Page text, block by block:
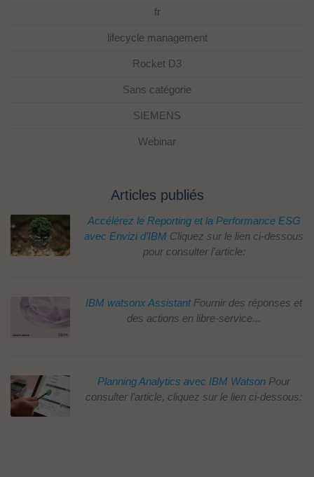
fr
lifecycle management
Rocket D3
Sans catégorie
SIEMENS
Webinar
Articles publiés
Accélérez le Reporting et la Performance ESG
avec Envizi d’IBM Cliquez sur le lien ci-dessous
pour consulter l’article:
IBM watsonx Assistant Fournir des réponses et
des actions en libre-service...
Planning Analytics avec IBM Watson Pour
consulter l’article, cliquez sur le lien ci-dessous: